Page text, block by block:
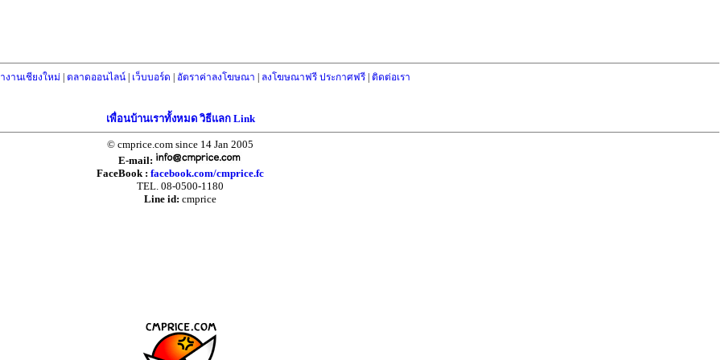
งานเชียงใหม่ | ตลาดออนไลน์| เว็บบอร์ด | อัตราค่าลงโฆษณา | ลงโฆษณาฟรี ประกาศฟรี| ติดต่อเรา
เพื่อนบ้านเราทั้งหมด วิธีแลก Link
© cmprice.com since 14 Jan 2005
E-mail:
FaceBook : facebook.com/cmprice.fc
TEL. 08-0500-1180
Line id: cmprice